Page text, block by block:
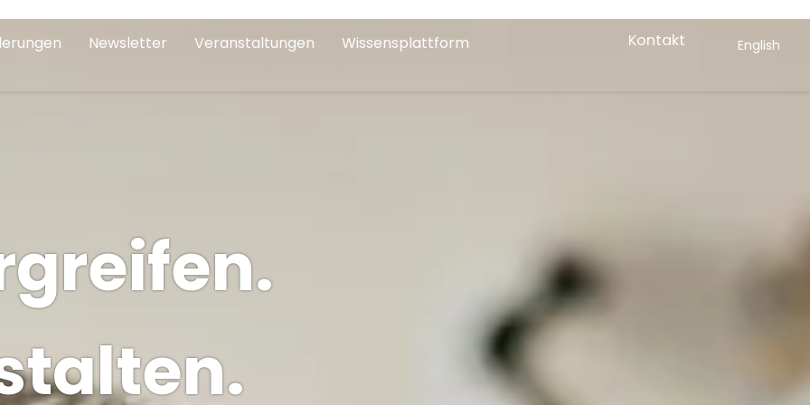
Newsletter Veranstaltungen Wissensplattform Kontakt English